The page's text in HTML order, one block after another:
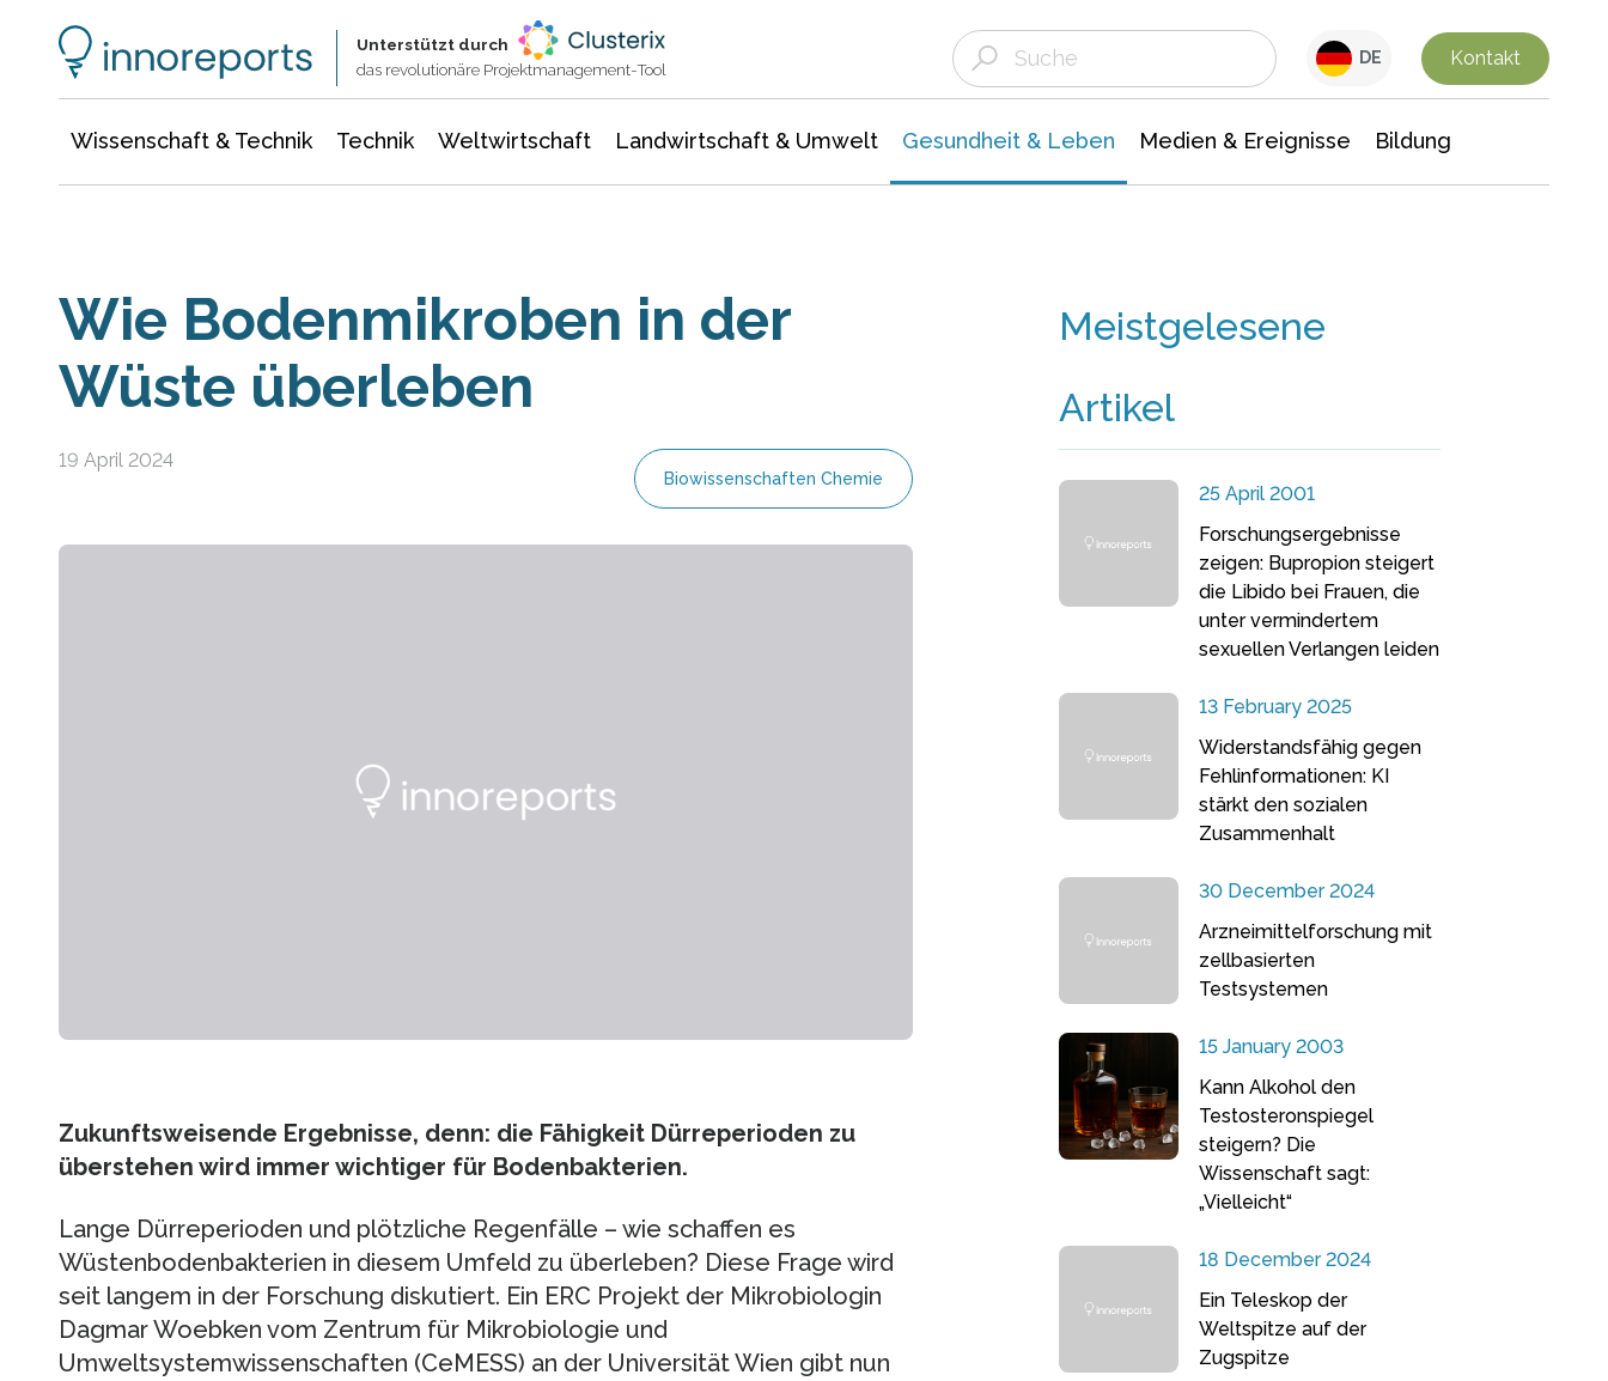
Unterstützt durch
das revolutionäre Projektmanagement-Tool
DE Kontakt
Wissenschaft & Technik Technik Weltwirtschaft Landwirtschaft & Umwelt Gesundheit & Leben Medien & Ereignisse Bildung
Wie Bodenmikroben in der
Wüste überleben
19 April 2024
Biowissenschaften Chemie
Zukunftsweisende Ergebnisse, denn: die Fähigkeit Dürreperioden zu
überstehen wird immer wichtiger für Bodenbakterien.
Lange Dürreperioden und plötzliche Regenfälle – wie schaffen es
Wüstenbodenbakterien in diesem Umfeld zu überleben? Diese Frage wird
seit langem in der Forschung diskutiert. Ein ERC Projekt der Mikrobiologin
Dagmar Woebken vom Zentrum für Mikrobiologie und
Umweltsystemwissenschaften (CeMESS) an der Universität Wien gibt nun
Meistgelesene
Artikel
25 April 2001
Forschungsergebnisse
zeigen: Bupropion steigert
die Libido bei Frauen, die
unter vermindertem
sexuellen Verlangen leiden
13 February 2025
Widerstandsfähig gegen
Fehlinformationen: KI
stärkt den sozialen
Zusammenhalt
30 December 2024
Arzneimittelforschung mit
zellbasierten
Testsystemen
15 January 2003
Kann Alkohol den
Testosteronspiegel
steigern? Die
Wissenschaft sagt:
„Vielleicht“
18 December 2024
Ein Teleskop der
Weltspitze auf der
Zugspitze